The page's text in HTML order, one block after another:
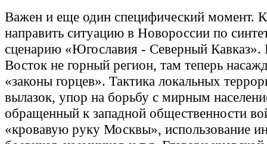
Важен и еще один специфический момент.
направить ситуацию в Новороссии по
сценарию «Югославия - Северный
Восток не горный регион, там теперь
«законы горцев». Тактика локальных
вылазок, упор на борьбу с мирным
обращенный к западной общественности
«кровавую руку Москвы», использование